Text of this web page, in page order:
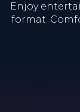
Enjoy
format.